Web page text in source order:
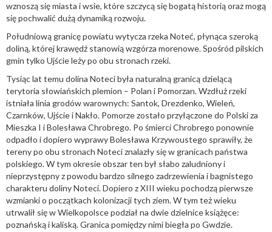
wznoszą się miasta i wsie, które szczycą się bogatą historią oraz mogą
się pochwalić dużą dynamiką rozwoju.
Południową granicę powiatu wytycza rzeka Noteć, płynąca szeroką
doliną, której krawędź stanowią wzgórza morenowe. Spośród pilskich
gmin tylko Ujście leży po obu stronach rzeki.
Tysiąc lat temu dolina Noteci była naturalną granicą dzielącą
terytoria słowiańskich plemion – Polan i Pomorzan. Wzdłuż rzeki
istniała linia grodów warownych: Santok, Drezdenko, Wieleń,
Czarnków, Ujście i Nakło. Pomorze zostało przyłączone do Polski za
Mieszka I i Bolesława Chrobrego. Po śmierci Chrobrego ponownie
odpadło i dopiero wyprawy Bolesława Krzywoustego sprawiły, że
tereny po obu stronach Noteci znalazły się w granicach państwa
polskiego. W tym okresie obszar ten był słabo zaludniony i
nieprzystępny z powodu bardzo silnego zadrzewienia i bagnistego
charakteru doliny Noteci. Dopiero z XIII wieku pochodzą pierwsze
wzmianki o początkach kolonizacji tych ziem. W tym też wieku
utrwalił się w Wielkopolsce podział na dwie dzielnice książęce:
poznańską i kaliską. Granica pomiędzy nimi biegła po Gwdzie.